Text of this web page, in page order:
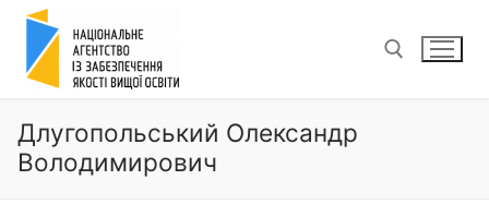
Перейти
вмісту
Пошук:
Длугопольський Олександр
Володимирович